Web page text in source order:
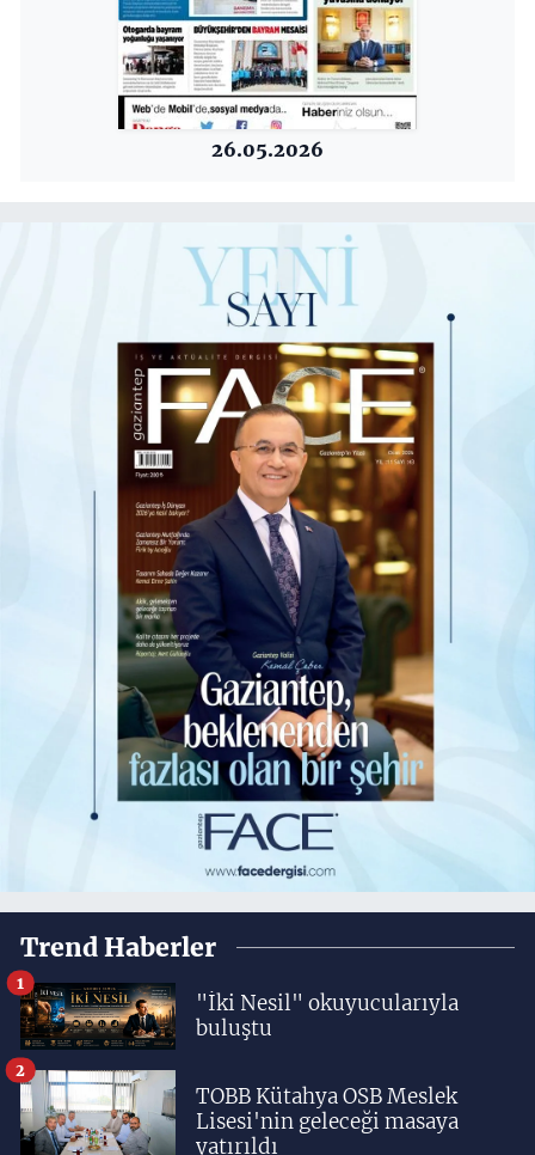
26.05.2026
Trend Haberler
"İki Nesil" okuyucularıyla
buluştu
1
TOBB Kütahya OSB Meslek
Lisesi'nin geleceği masaya
yatırıldı
2